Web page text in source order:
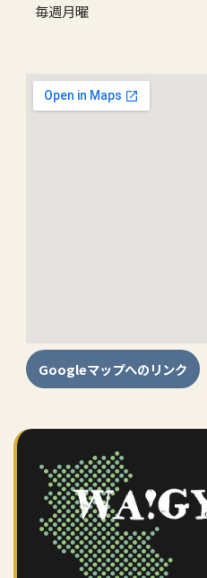
毎週月曜
Googleマップへのリンク